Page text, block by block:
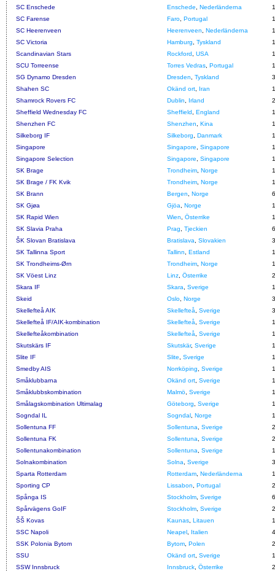
SC Enschede Enschede Nederländerna
1
SC Farense
Faro Portugal
1
SC Heerenveen
Heerenveen Nederländerna
1
SC Victoria
Hamburg Tyskland
1
Scandinavian Stars
Rockford USA
1
SCU Torreense
Torres Vedras Portugal
1
SG Dynamo Dresden
Dresden Tyskland
3
Shahen SC
Okänd ort Iran
1
Shamrock Rovers FC
Dublin Irland
2
Sheffield Wednesday FC
Sheffield England
1
Shenzhen FC
Shenzhen Kina
1
Silkeborg IF
Silkeborg Danmark
1
Singapore
Singapore Singapore
1
Singapore Selection
Singapore Singapore
1
SK Brage
Trondheim Norge
1
SK Brage / FK Kvik
Trondheim Norge
1
SK Brann
Bergen Norge
6
SK Gjøa
Gjöa Norge
1
SK Rapid Wien
Wien Österrike
1
SK Slavia Praha
Prag Tjeckien
6
ŠK Slovan Bratislava
Bratislava Slovakien
3
SK Tallinna Sport
Tallinn Estland
1
SK Trondheims-Ørn
Trondheim Norge
1
SK Vöest Linz
Linz Österrike
2
Skara IF
Skara Sverige
1
Skeid
Oslo Norge
3
Skellefteå AIK
Skellefteå Sverige
3
Skellefteå IF/AIK-kombination
Skellefteå Sverige
1
Skellefteåkombination
Skellefteå Sverige
1
Skutskärs IF
Skutskär, Sverige
1
Slite IF
Slite Sverige
1
Smedby AIS
Norrköping Sverige
1
Småklubbarna
Okänd ort Sverige
1
Småklubbskombination
Malmö Sverige
1
Smålagskombination Ultimalag
Göteborg Sverige
1
Sogndal IL
Sogndal Norge
1
Sollentuna FF
Sollentuna Sverige
2
Sollentuna FK
Sollentuna Sverige
2
Sollentunakombination
Sollentuna Sverige
1
Solnakombination
Solna Sverige
3
Sparta Rotterdam
Rotterdam Nederländerna
1
Sporting CP
Lissabon Portugal
2
Spånga IS
Stockholm Sverige
6
Spårvägens GoIF
Stockholm Sverige
2
ŠŠ Kovas
Kaunas Litauen
1
SSC Napoli
Neapel Italien
4
SSK Polonia Bytom
Bytom Polen
2
SSU
Okänd ort Sverige
1
SSW Innsbruck
Innsbruck Österrike
2